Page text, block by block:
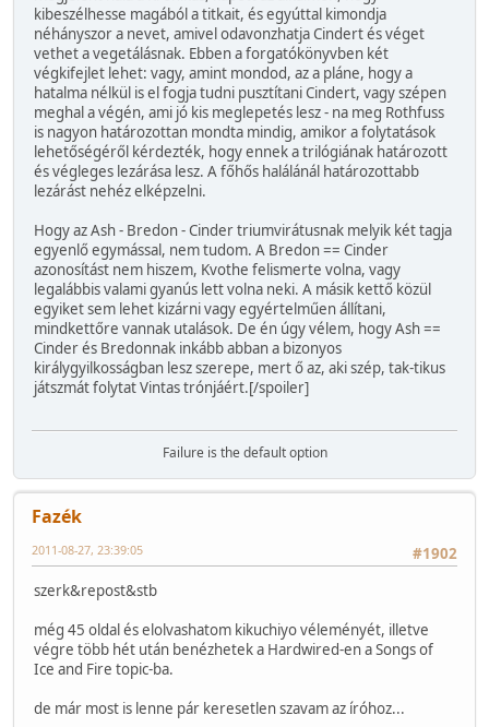
kibeszélhesse magából a titkait, és egyúttal kimondja
néhányszor a nevet, amivel odavonzhatja Cindert és véget
vethet a vegetálásnak. Ebben a forgatókönyvben két
végkifejlet lehet: vagy, amint mondod, az a pláne, hogy a
hatalma nélkül is el fogja tudni pusztítani Cindert, vagy szépen
meghal a végén, ami jó kis meglepetés lesz - na meg Rothfuss
is nagyon határozottan mondta mindig, amikor a folytatások
lehetőségéről kérdezték, hogy ennek a trilógiának határozott
és végleges lezárása lesz. A főhős halálánál határozottabb
lezárást nehéz elképzelni.
Hogy az Ash - Bredon - Cinder triumvirátusnak melyik két tagja
egyenlő egymással, nem tudom. A Bredon == Cinder
azonosítást nem hiszem, Kvothe felismerte volna, vagy
legalábbis valami gyanús lett volna neki. A másik kettő közül
egyiket sem lehet kizárni vagy egyértelműen állítani,
mindkettőre vannak utalások. De én úgy vélem, hogy Ash ==
Cinder és Bredonnak inkább abban a bizonyos
királygyilkosságban lesz szerepe, mert ő az, aki szép, tak-tikus
játszmát folytat Vintas trónjáért.[/spoiler]
Failure is the default option
Fazék
#1902
2011-08-27, 23:39:05
szerk&repost&stb
még 45 oldal és elolvashatom kikuchiyo véleményét, illetve
végre több hét után benézhetek a Hardwired-en a Songs of
Ice and Fire topic-ba.
de már most is lenne pár keresetlen szavam az íróhoz...